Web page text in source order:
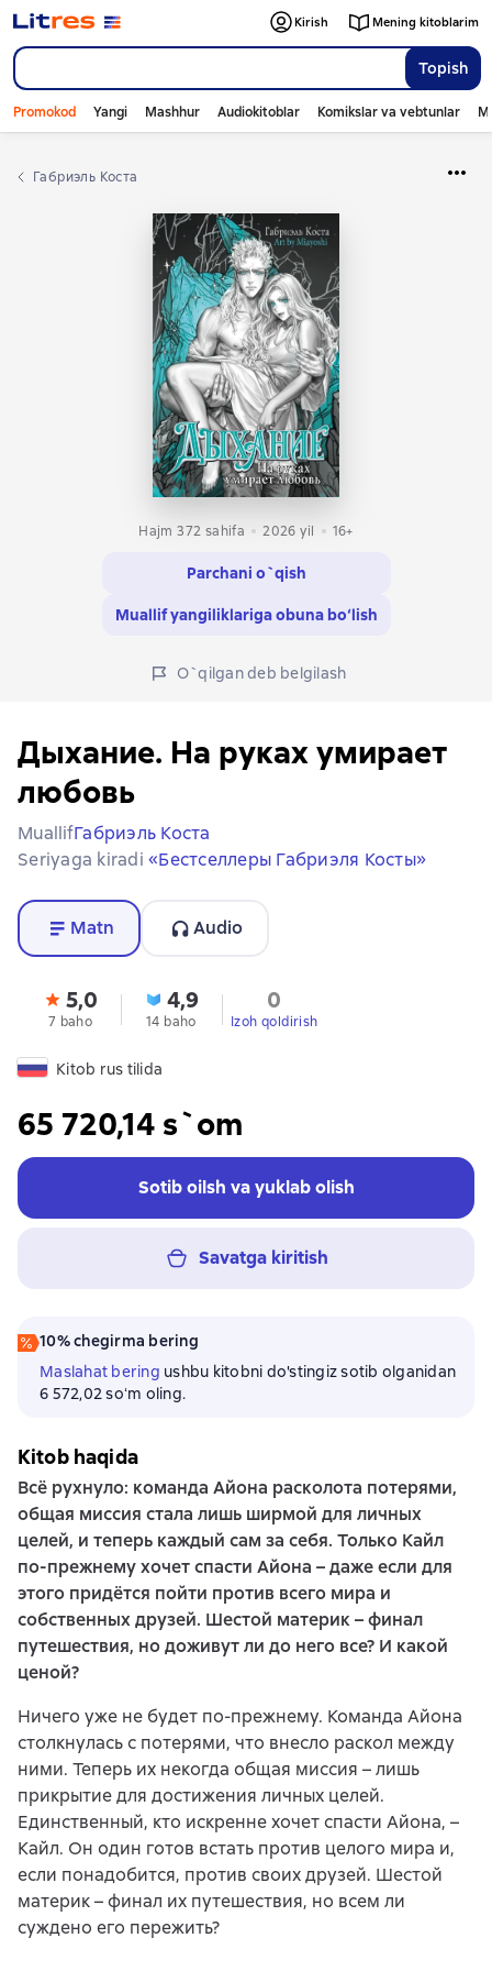
Topish
Kirish Mening kitoblarim
Promokod Yangi Mashhur Audiokitoblar Komikslar va vebtunlar
Габриэль Коста
Hajm 372 sahifa 2026 yil 16+
Parchani o`qish
Muallif yangiliklariga obuna bo‘lish
O`qilgan deb belgilash
Дыхание. На руках умирает
любовь
MuallifГабриэль Коста
Seriyaga kiradi «Бестселлеры Габриэля Косты»
Matn Audio
5,0
7 baho
4,9
14 baho
0
Izoh qoldirish
Kitob rus tilida
65 720,14 s`om
Sotib oilsh va yuklab olish
Savatga kiritish
10% chegirma bering
Maslahat bering ushbu kitobni do'stingiz sotib olganidan
6 572,02 soʻm oling.
Kitob haqida
Всё рухнуло: команда Айона расколота потерями,
общая миссия стала лишь ширмой для личных
целей, и теперь каждый сам за себя. Только Кайл
по-прежнему хочет спасти Айона – даже если для
этого придётся пойти против всего мира и
собственных друзей. Шестой материк – финал
путешествия, но доживут ли до него все? И какой
ценой?
Ничего уже не будет по-прежнему. Команда Айона
столкнулась с потерями, что внесло раскол между
ними. Теперь их некогда общая миссия – лишь
прикрытие для достижения личных целей.
Единственный, кто искренне хочет спасти Айона, –
Кайл. Он один готов встать против целого мира и,
если понадобится, против своих друзей. Шестой
материк – финал их путешествия, но всем ли
суждено его пережить?